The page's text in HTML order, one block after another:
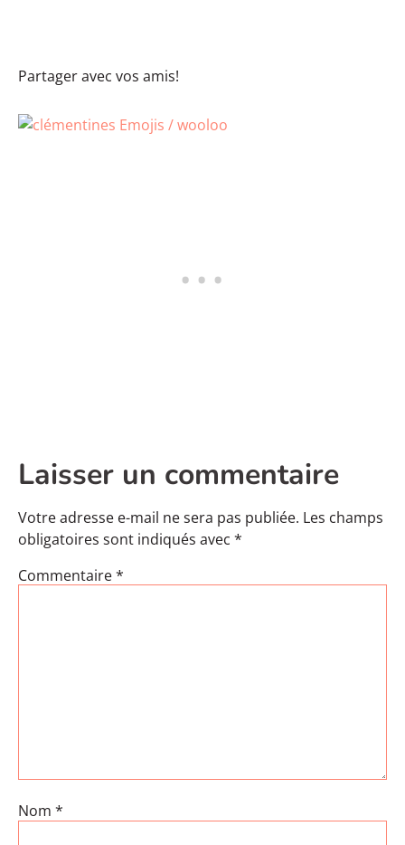
Partager avec vos amis!
Laisser un commentaire
Votre adresse e-mail ne sera pas publiée. Les champs
obligatoires sont indiqués avec *
Commentaire*
Nom *